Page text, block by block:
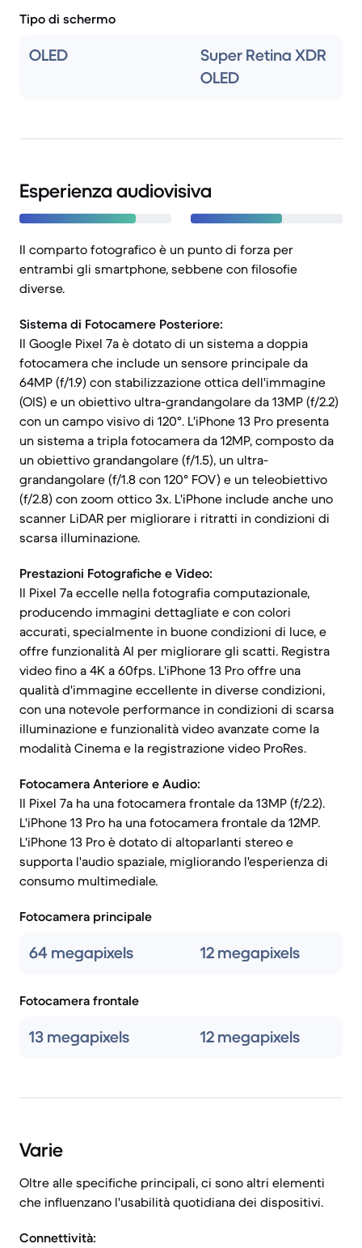
Tipo di schermo
OLED
Super Retina XDR
OLED
Esperienza audiovisiva
Il comparto fotografico è un punto di forza per
entrambi gli smartphone, sebbene con filosofie
diverse.
Sistema di Fotocamere Posteriore:
Il Google Pixel 7a è dotato di un sistema a doppia
fotocamera che include un sensore principale da
64MP (f/1.9) con stabilizzazione ottica dell'immagine
(OIS) e un obiettivo ultra-grandangolare da 13MP (f/2.2)
con un campo visivo di 120°. L'iPhone 13 Pro presenta
un sistema a tripla fotocamera da 12MP, composto da
un obiettivo grandangolare (f/1.5), un ultra-
grandangolare (f/1.8 con 120° FOV) e un teleobiettivo
(f/2.8) con zoom ottico 3x. L'iPhone include anche uno
scanner LiDAR per migliorare i ritratti in condizioni di
scarsa illuminazione.
Prestazioni Fotografiche e Video:
Il Pixel 7a eccelle nella fotografia computazionale,
producendo immagini dettagliate e con colori
accurati, specialmente in buone condizioni di luce, e
offre funzionalità AI per migliorare gli scatti. Registra
video fino a 4K a 60fps. L'iPhone 13 Pro offre una
qualità d'immagine eccellente in diverse condizioni,
con una notevole performance in condizioni di scarsa
illuminazione e funzionalità video avanzate come la
modalità Cinema e la registrazione video ProRes.
Fotocamera Anteriore e Audio:
Il Pixel 7a ha una fotocamera frontale da 13MP (f/2.2).
L'iPhone 13 Pro ha una fotocamera frontale da 12MP.
L'iPhone 13 Pro è dotato di altoparlanti stereo e
supporta l'audio spaziale, migliorando l'esperienza di
consumo multimediale.
Fotocamera principale
64 megapixels 12 megapixels
Fotocamera frontale
13 megapixels 12 megapixels
Varie
Oltre alle specifiche principali, ci sono altri elementi
che influenzano l'usabilità quotidiana dei dispositivi.
Connettività: